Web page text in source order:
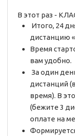
В этот раз -
Итого, 24
дистанцию
Время
вам удобно.
За один
дистанций
время). В
(бежите 3
оплате на